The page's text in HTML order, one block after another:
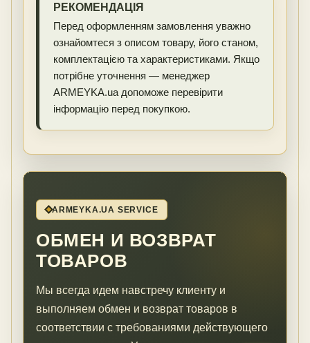
РЕКОМЕНДАЦІЯ
Перед оформленням замовлення уважно
ознайомтеся з описом товару, його станом,
комплектацією та характеристиками. Якщо
потрібне уточнення — менеджер
ARMEYKA.ua допоможе перевірити
інформацію перед покупкою.
ARMEYKA.UA SERVICE
ОБМЕН И ВОЗВРАТ
ТОВАРОВ
Мы всегда идем навстречу клиенту и
выполняем обмен и возврат товаров в
соответствии с требованиями действующего